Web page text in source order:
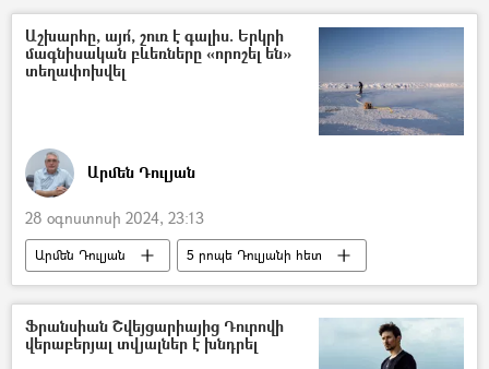
Աշխարհը, այո՛, շուռ է գալիս. Երկրի
մագնիսական բևեռները «որոշել են»
տեղափոխվել
Արմեն Դուլյան
28 օգոստոսի 2024, 23:13
Արմեն Դուլյան
5 րոպե Դուլյանի հետ
Հեղինակներ
Հյուսիսային բևեռ
Երկիր մոլորակ
Ֆրանսիան Շվեյցարիայից Դուրովի
վերաբերյալ տվյալներ է խնդրել